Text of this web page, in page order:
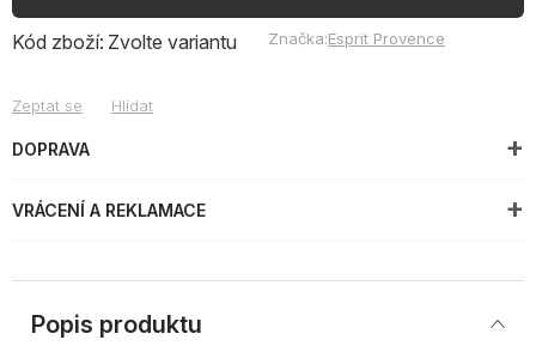
Kód zboží: Zvolte variantu Značka:Esprit Provence
Zeptat se Hlídat
DOPRAVA
VRÁCENÍ A REKLAMACE
Popis produktu